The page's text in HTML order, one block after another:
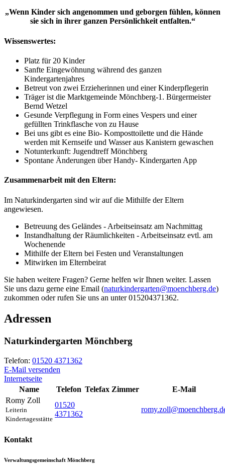
„Wenn Kinder sich angenommen und geborgen fühlen, können
sie sich in ihrer ganzen Persönlichkeit entfalten.“
Wissenswertes:
Platz für 20 Kinder
Sanfte Eingewöhnung während des ganzen
Kindergartenjahres
Betreut von zwei Erzieherinnen und einer Kinderpflegerin
Träger ist die Marktgemeinde Mönchberg-1. Bürgermeister
Bernd Wetzel
Gesunde Verpflegung in Form eines Vespers und einer
gefüllten Trinkflasche von zu Hause
Bei uns gibt es eine Bio- Komposttoilette und die Hände
werden mit Kernseife und Wasser aus Kanistern gewaschen
Notunterkunft: Jugendtreff Mönchberg
Spontane Änderungen über Handy- Kindergarten App
Zusammenarbeit mit den Eltern:
Im Naturkindergarten sind wir auf die Mithilfe der Eltern
angewiesen.
Betreuung des Geländes - Arbeitseinsatz am Nachmittag
Instandhaltung der Räumlichkeiten - Arbeitseinsatz evtl. am
Wochenende
Mithilfe der Eltern bei Festen und Veranstaltungen
Mitwirken im Elternbeirat
Sie haben weitere Fragen? Gerne helfen wir Ihnen weiter. Lassen
Sie uns dazu gerne eine Email (naturkindergarten@moenchberg.de)
zukommen oder rufen Sie uns an unter 015204371362.
Adressen
Naturkindergarten Mönchberg
Telefon: 01520 4371362
E-Mail versenden
Internetseite
Name
Telefon Telefax Zimmer
E-Mail
Romy Zoll
Leiterin
Kindertagesstätte
01520
4371362
Kontakt
Verwaltungsgemeinschaft Mönchberg